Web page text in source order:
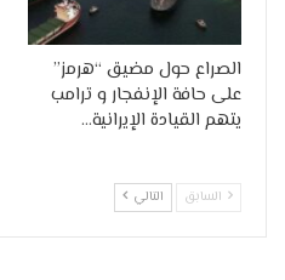
الصراع حول مضيق “هرمز”
على حافة الإنفجار و ترامب
يتهم القيادة الإيرانية…
السابق التالي